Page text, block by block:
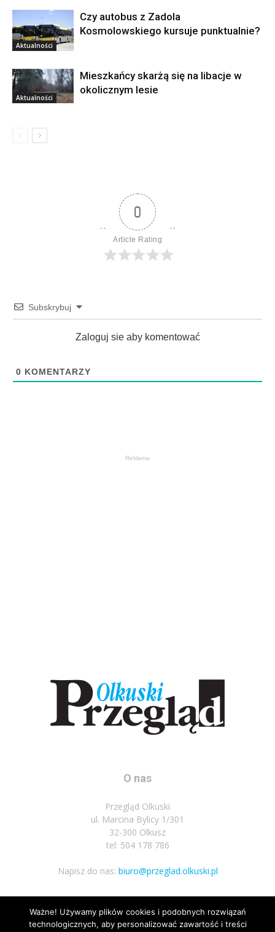
Aktualności
Czy autobus z Zadola
Kosmolowskiego kursuje punktualnie?
Aktualności
Mieszkańcy skarżą się na libacje w
okolicznym lesie
0
Article Rating
Subskrybuj
Zaloguj sie aby komentować
0 KOMENTARZY
Reklama
O nas
Przegląd Olkuski
ul. Marcina Bylicy 1/301
32-300 Olkusz
tel: 504 178 786
Napisz do nas: biuro@przeglad.olkuski.pl
Podążaj za nami
Ważne! Używamy plików cookies i podobnych rozwiązań
technologicznych, aby personalizować zawartość i treści